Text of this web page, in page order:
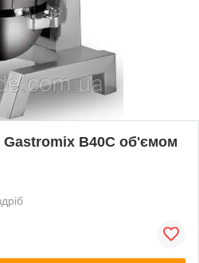
Gastromix B40C об'ємом